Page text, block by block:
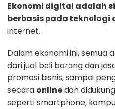
Ekonomi digital adalah
berbasis pada teknologi
internet.
Dalam ekonomi ini, semua
dari jual beli barang dan
promosi bisnis, sampai
secara onlinedan
seperti smartphone,